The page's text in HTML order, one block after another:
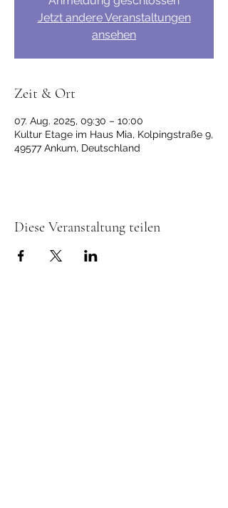
Jetzt andere Veranstaltungen
ansehen
Zeit & Ort
07. Aug. 2025, 09:30 – 10:00
Kultur Etage im Haus Mia, Kolpingstraße 9,
49577 Ankum, Deutschland
Diese Veranstaltung teilen